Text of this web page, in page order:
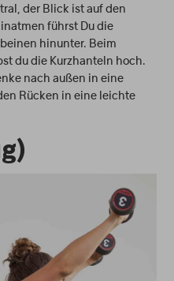
der Blick ist auf den
führst Du die
hinunter. Beim
du die Kurzhanteln hoch.
nach außen in eine
Rücken in eine leichte